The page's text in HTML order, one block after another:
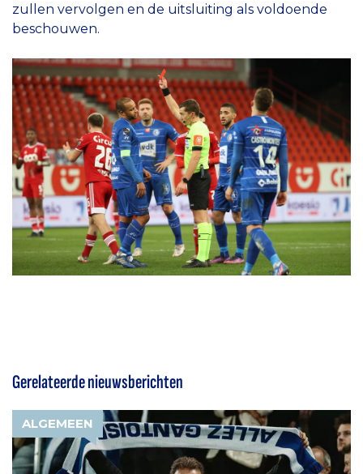
zullen vervolgen en de uitsluiting als voldoende
beschouwen.
Gerelateerde nieuwsberichten
ALGEMEEN